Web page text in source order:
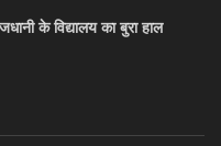
के विद्यालय का बुरा हाल